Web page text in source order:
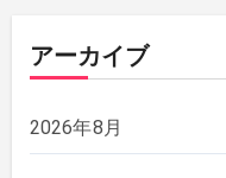
アーカイブ
2026年8月